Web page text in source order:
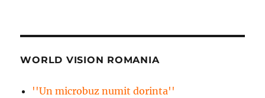
WORLD VISION ROMANIA
''Un microbuz numit dorinta''